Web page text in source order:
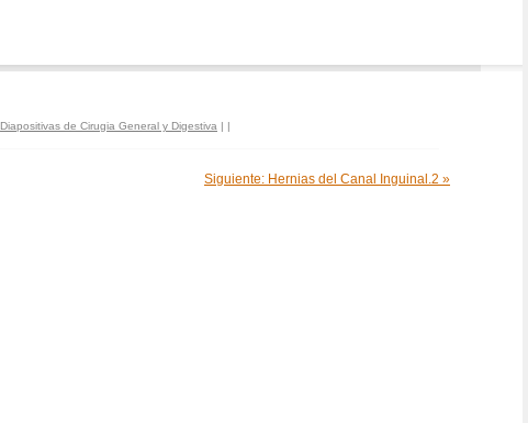
Diapositivas de Cirugia General y Digestiva | |
Siguiente: Hernias del Canal Inguinal.2 »